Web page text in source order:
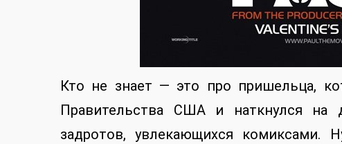
Кто не знает — это про пришельца,
Правительства США и наткнулся на
задротов, увлекающихся